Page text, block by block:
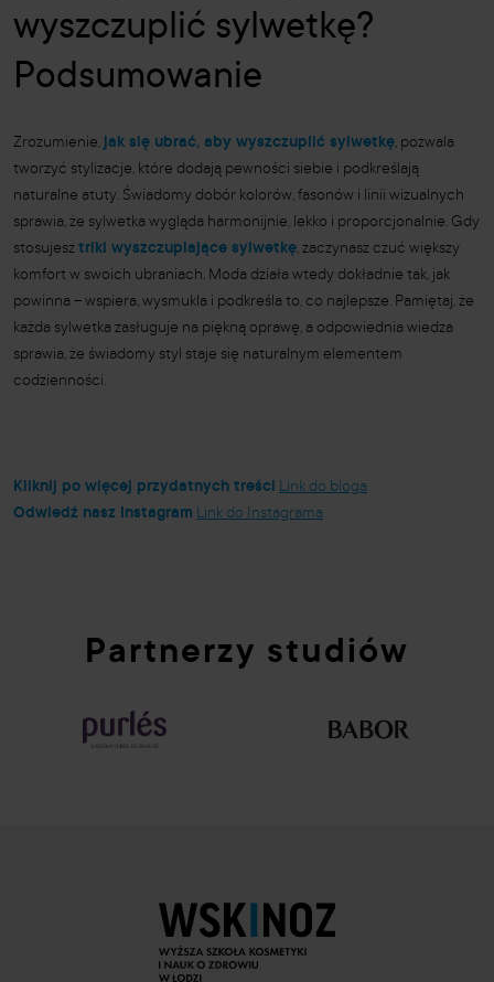
wyszczuplić sylwetkę?
Podsumowanie
Zrozumienie, jak się ubrać, aby wyszczuplić sylwetkę, pozwala
tworzyć stylizacje, które dodają pewności siebie i podkreślają
naturalne atuty. Świadomy dobór kolorów, fasonów i linii wizualnych
sprawia, że sylwetka wygląda harmonijnie, lekko i proporcjonalnie. Gdy
stosujesztriki wyszczuplające sylwetkę, zaczynasz czuć większy
komfort w swoich ubraniach. Moda działa wtedy dokładnie tak, jak
powinna – wspiera, wysmukla i podkreśla to, co najlepsze. Pamiętaj, że
każda sylwetka zasługuje na piękną oprawę, a odpowiednia wiedza
sprawia, że świadomy styl staje się naturalnym elementem
codzienności.
Kliknij po więcej przydatnych treści Link do bloga
Odwiedź nasz Instagram Link do Instagrama
Partnerzy studiów